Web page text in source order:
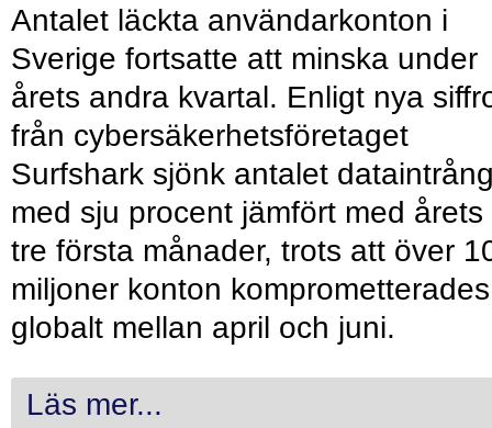
Antalet läckta användarkonton i
Sverige fortsatte att minska under
årets andra kvartal. Enligt nya
från cybersäkerhetsföretaget
Surfshark sjönk antalet
med sju procent jämfört med årets
tre första månader, trots att över
miljoner konton komprometterades
globalt mellan april och juni.
Läs mer...